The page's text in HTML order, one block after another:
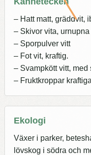
– Hatt matt, gräddvit,
– Skivor vita,
– Sporpulver vitt
– Fot vit, kraftig.
– Svampkött vitt, med
– Fruktkroppar
Ekologi
Växer i parker,
lövskog i södra och